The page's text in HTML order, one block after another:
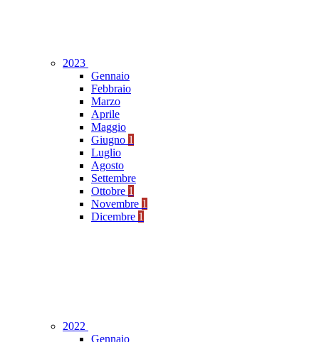
2023
Gennaio
Febbraio
Marzo
Aprile
Maggio
Giugno 1
Luglio
Agosto
Settembre
Ottobre 1
Novembre 1
Dicembre 1
2022
Gennaio